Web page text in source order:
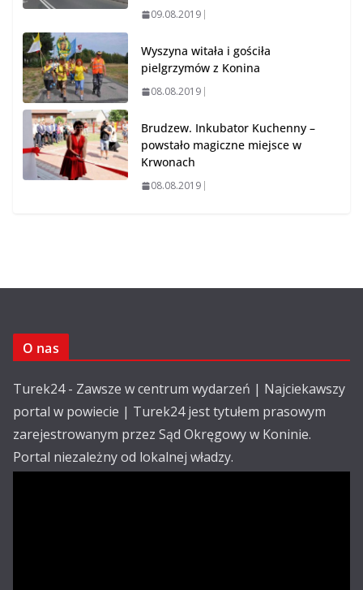
09.08.2019
Wyszyna witała i gościła
pielgrzymów z Konina
08.08.2019
Brudzew. Inkubator Kuchenny –
powstało magiczne miejsce w
Krwonach
08.08.2019
O nas
Turek24 - Zawsze w centrum wydarzeń | Najciekawszy
portal w powiecie | Turek24 jest tytułem prasowym
zarejestrowanym przez Sąd Okręgowy w Koninie.
Portal niezależny od lokalnej władzy.